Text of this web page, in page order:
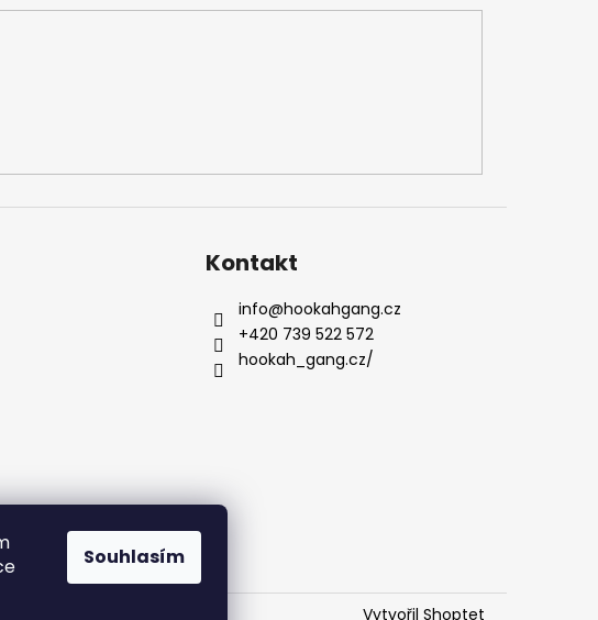
Souhlasím
Kontakt
info@hookahgang.cz
+420 739 522 572
hookah_gang.cz/
Vytvořil Shoptet